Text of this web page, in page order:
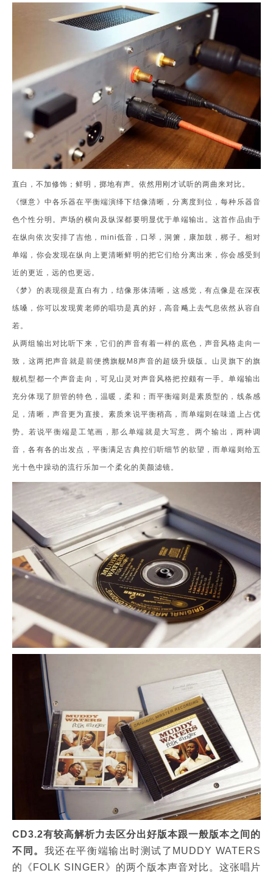
直白，不加修饰；鲜明，掷地有声。依然用刚才试听的两曲来对比。
《惬意》中各乐器在平衡端演绎下结像清晰，分离度到位，每种乐器音
色个性分明。声场的横向及纵深都要明显优于单端输出。这首作品由于
在纵向依次安排了吉他，mini低音，口琴，洞箫，康加鼓，梆子。相对
单端，你会发现在纵向上更清晰鲜明的把它们给分离出来，你会感受到
近的更近，远的也更远。
《梦》的表现很是直白有力，结像形体清晰，这感觉，有点像是在深夜
练嗓，你可以发现黄老师的唱功是真的好，高音飚上去气息依然从容自
若。
从两组输出对比听下来，它们的声音有着一样的底色，声音风格走向一
致，这两把声音就是前便携旗舰M8声音的超级升级版。山灵旗下的旗
舰机型都一个声音走向，可见山灵对声音风格把控颇有一手。单端输出
充分体现了胆管的特色，温暖，柔和；而平衡端则是素质型的，线条感
足，清晰，声音更为直接。素质来说平衡稍高，而单端则在味道上占优
势。若说平衡端是工笔画，那么单端就是大写意。两个输出，两种调
音，各有各的出发点，平衡满足古典控们听细节的欲望，而单端则给五
光十色中躁动的流行乐加一个柔化的美颜滤镜。
CD3.2有较高解析力去区分出好版本跟一般版本之间的
不同。 我还在平衡端输出时测试了MUDDY WATERS
的《FOLK SINGER》的两个版本声音对比。这张唱片